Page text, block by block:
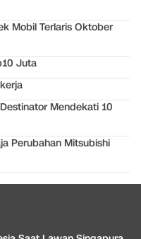
Mobil Terlaris Oktober
Juta
Mendekati 10
Perubahan Mitsubishi